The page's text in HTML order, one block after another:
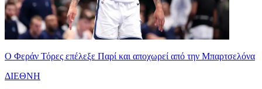
Ο Φεράν Τόρες επέλεξε Παρί και αποχωρεί από την Μπαρτσελόνα
ΔΙΕΘΝΗ